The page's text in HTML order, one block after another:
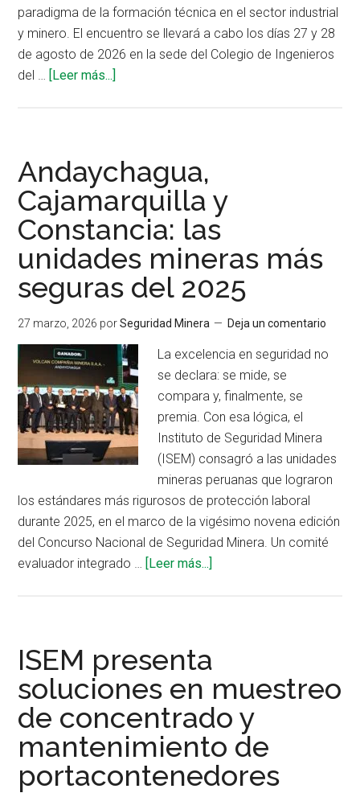
paradigma de la formación técnica en el sector industrial
y minero. El encuentro se llevará a cabo los días 27 y 28
de agosto de 2026 en la sede del Colegio de Ingenieros
del … [Leer más...]
y
neurociencia
aplicada
en
el
II
Seminario
de
Entrenadores
del
ISEM
Andaychagua,
Cajamarquilla y
Constancia: las
unidades mineras más
seguras del 2025
27 marzo, 2026 porSeguridad Minera Deja un comentario
La excelencia en seguridad no
se declara: se mide, se
compara y, finalmente, se
premia. Con esa lógica, el
Instituto de Seguridad Minera
(ISEM) consagró a las unidades
mineras peruanas que lograron
los estándares más rigurosos de protección laboral
durante 2025, en el marco de la vigésimo novena edición
del Concurso Nacional de Seguridad Minera. Un comité
evaluador integrado … [Leer más...]
Constancia:
las
unidades
mineras
más
seguras
ISEM presenta
soluciones en muestreo
de concentrado y
mantenimiento de
portacontenedores